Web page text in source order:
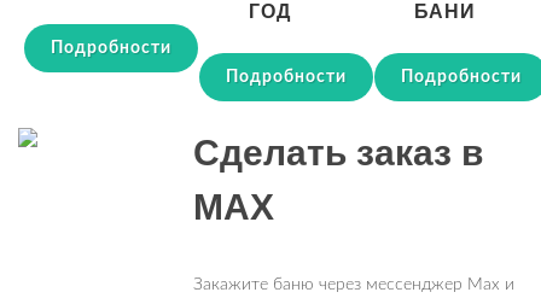
Подробности
ГОД
Подробности
БАНИ
Подробности
Сделать заказ в
MAX
Закажите баню через мессенджер Max и